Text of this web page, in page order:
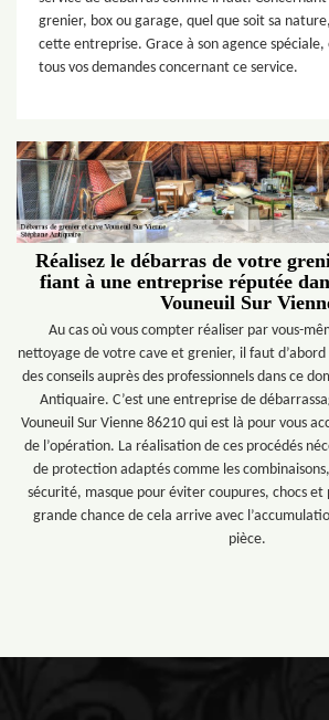
grenier, box ou garage, quel que soit sa
cette entreprise. Grace à son agence
tous vos demandes concernant ce service.
Réalisez le débarras de votre
fiant à une entreprise réputée
Vouneuil Sur
Au cas où vous compter réaliser par vous-
nettoyage de votre cave et grenier, il faut
des conseils auprès des professionnels dans ce
Antiquaire. C’est une entreprise de
Vouneuil Sur Vienne 86210 qui est là pour vous
de l’opération. La réalisation de ces procédés
de protection adaptés comme les
sécurité, masque pour éviter coupures, chocs et
grande chance de cela arrive avec
pièce.